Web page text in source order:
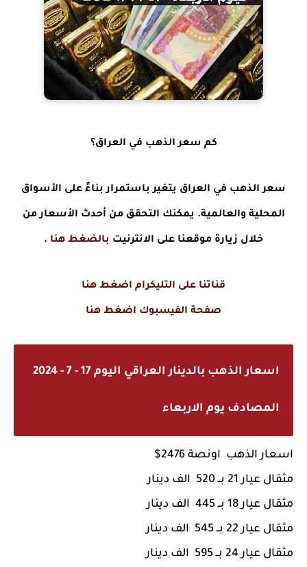
كم سعر الذهب في العراق؟
سعر الذهب في العراق يتغير باستمرار بناءً على الأسواق
المحلية والعالمية. يمكنك التحقق من أحدث الأسعار من
خلال زيارة موقعنا على الانترنيت بالضغط هنا .
قناتنا على التليكرام اضغط هنا
صفحة الفيسبوك اضغط هنا
اسعار الذهب بالدينار العراقي اليوم 17 - 7 - 2024
المصادف يوم الاربعاء
اسعار الذهب اونصة 2476$
مثقال عيار 21 بــ 520 الف دينار
مثقال عيار 18 بــ 445 الف
دينار
مثقال عيار 22 بــ 545 الف
دينار
مثقال عيار 24 بــ 595 الف
دينار